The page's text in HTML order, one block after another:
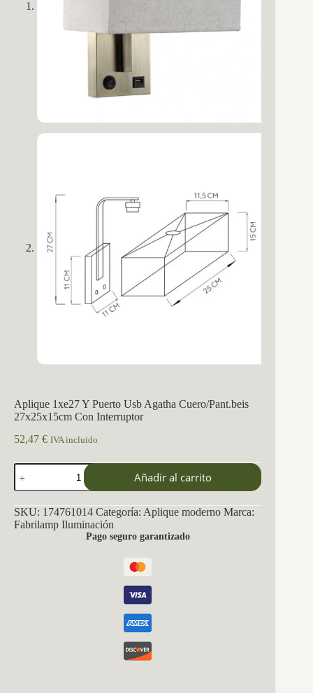
Aplique 1xe27 Y Puerto Usb Agatha Cuero/Pant.beis
27x25x15cm Con Interruptor
52,47 € IVA incluido
Aplique
1xe27
Y
Puerto
Usb
Agatha
Añadir al carrito
SKU: 174761014 Categoría: Aplique moderno Marca:
Fabrilamp Iluminación
Pago seguro garantizado